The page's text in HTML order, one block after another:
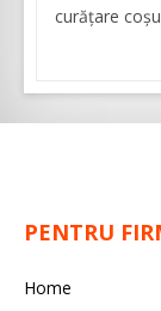
curățare
PENTRU
Home